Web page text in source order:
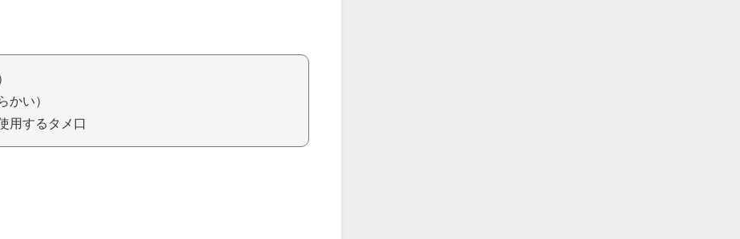
い）
用するタメ口